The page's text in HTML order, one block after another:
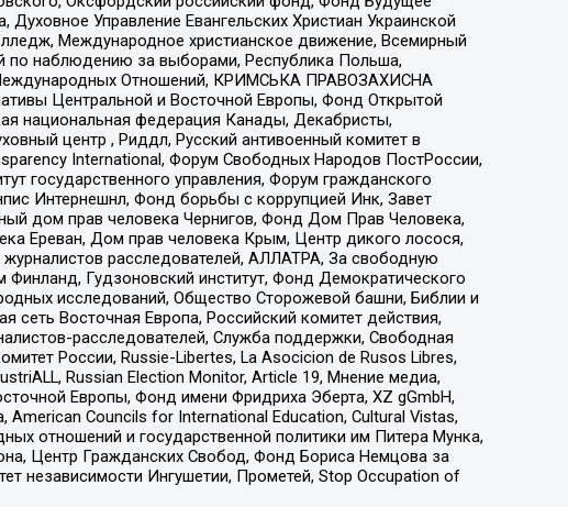
Управление Евангельских Христиан Украинской
Международное христианское движение, Всемирный
по наблюдению за выборами, Республика Польша,
Отношений, КРИМСЬКА ПРАВОЗАХИСНА
Центральной и Восточной Европы, Фонд Открытой
национальная федерация Канады, Декабристы,
центр , Риддл, Русский антивоенный комитет в
International, Форум Свободных Народов ПостРоссии,
государственного управления, Форум гражданского
Интернешнл, Фонд борьбы с коррупцией Инк, Завет
дом прав человека Чернигов, Фонд Дом Прав Человека,
Ереван, Дом прав человека Крым, Центр дикого лосося,
расследователей, АЛЛАТРА, За свободную
Гудзоновский институт, Фонд Демократического
исследований, Общество Сторожевой башни, Библии и
сеть Восточная Европа, Российский комитет действия,
расследователей, Служба поддержки, Свободная
России, Russie-Libertes, La Asocicion de Rusos Libres,
Russian Election Monitor, Article 19, Мнение медиа,
Европы, Фонд имени Фридриха Эберта, XZ gGmbH,
Councils for International Education, Cultural Vistas,
отношений и государственной политики им Питера Мунка,
Центр Гражданских Свобод, Фонд Бориса Немцова за
независимости Ингушетии, Прометей, Stop Occupation of